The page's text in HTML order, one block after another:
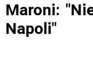
Maroni:
Napoli"